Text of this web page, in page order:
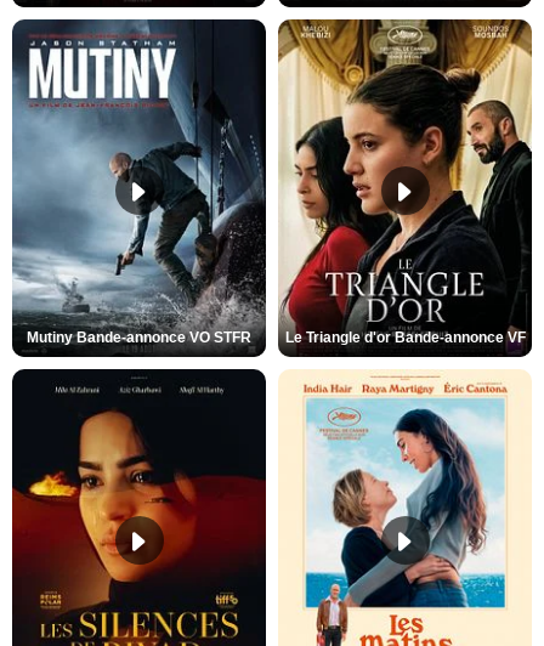
Mutiny Bande-annonce VO STFR Le Triangle d'or Bande-annonce VF